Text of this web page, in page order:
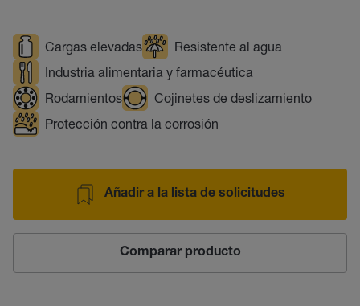
Cargas elevadas
Resistente al agua
Industria alimentaria y farmacéutica
Rodamientos
Cojinetes de deslizamiento
Protección contra la corrosión
Añadir a la lista de solicitudes
Comparar producto